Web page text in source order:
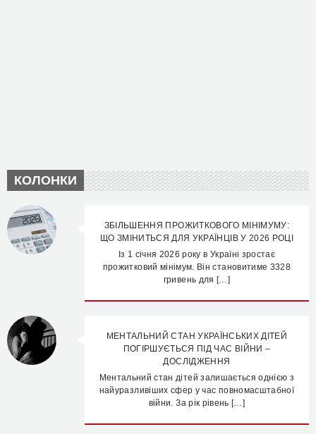
КОЛОНКИ
ЗБІЛЬШЕННЯ ПРОЖИТКОВОГО МІНІМУМУ:
ЩО ЗМІНИТЬСЯ ДЛЯ УКРАЇНЦІВ У 2026 РОЦІ
Із 1 січня 2026 року в Україні зростає
прожитковий мінімум. Він становитиме 3328
гривень для […]
МЕНТАЛЬНИЙ СТАН УКРАЇНСЬКИХ ДІТЕЙ
ПОГІРШУЄТЬСЯ ПІД ЧАС ВІЙНИ –
ДОСЛІДЖЕННЯ
Ментальний стан дітей залишається однією з
найуразливіших сфер у час повномасштабної
війни. За рік рівень […]